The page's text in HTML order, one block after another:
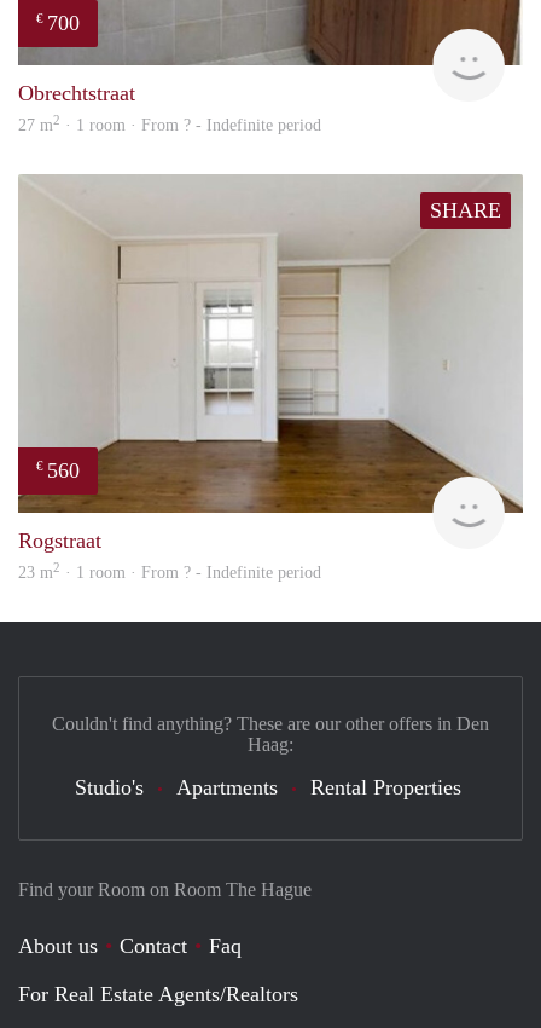
€ 700
rent
Obrechtstraat
27 m2 · 1 room · From ? - Indefinite period
SHARE
€ 560
Rogstraat
23 m2 · 1 room · From ? - Indefinite period
Find your Room on Room The Hague
About us Contact
Faq
For Real Estate Agents/Realtors
Couldn't find anything? These are our other offers in Den
Haag:
Studio's Apartments Rental Properties